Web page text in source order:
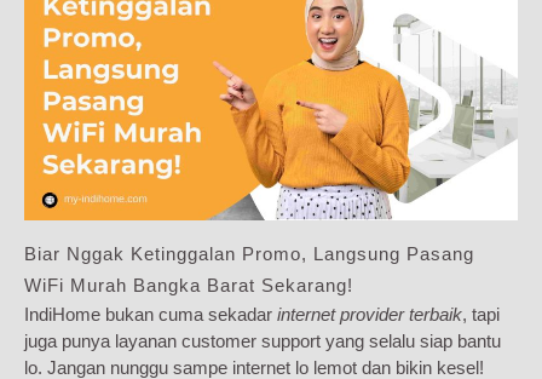
Biar Nggak Ketinggalan Promo, Langsung Pasang
WiFi Murah Bangka Barat Sekarang!
IndiHome bukan cuma sekadar internet provider terbaik, tapi
juga punya layanan customer support yang selalu siap bantu
lo. Jangan nunggu sampe internet lo lemot dan bikin kesel!